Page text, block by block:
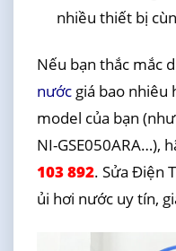
nhiều thiết bị
Nếu bạn thắc mắc
nướcgiá bao nhiêu
model của bạn
NI-GSE050ARA…),
103 892. Sửa Điện
ủi hơi nước uy tín,